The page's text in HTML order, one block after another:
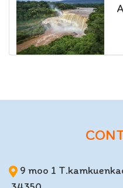
9 moo 1